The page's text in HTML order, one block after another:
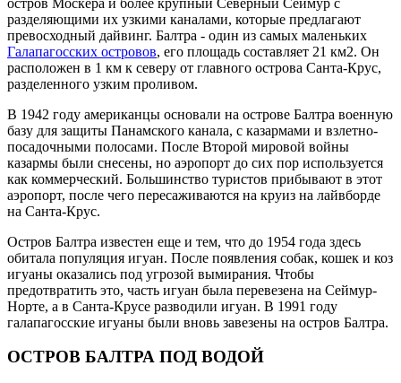
разделяющими их узкими каналами, которые предлагают
превосходный дайвинг. Балтра - один из самых маленьких
Галапагосских островов, его площадь составляет 21 км2. Он
расположен в 1 км к северу от главного острова Санта-Крус,
разделенного узким проливом.
В 1942 году американцы основали на острове Балтра военную
базу для защиты Панамского канала, с казармами и взлетно-
посадочными полосами. После Второй мировой войны
казармы были снесены, но аэропорт до сих пор используется
как коммерческий. Большинство туристов прибывают в этот
аэропорт, после чего пересаживаются на круиз на лайвборде
на Санта-Крус.
Остров Балтра известен еще и тем, что до 1954 года здесь
обитала популяция игуан. После появления собак, кошек и коз
игуаны оказались под угрозой вымирания. Чтобы
предотвратить это, часть игуан была перевезена на Сеймур-
Норте, а в Санта-Крусе разводили игуан. В 1991 году
галапагосские игуаны были вновь завезены на остров Балтра.
ОСТРОВ БАЛТРА ПОД ВОДОЙ